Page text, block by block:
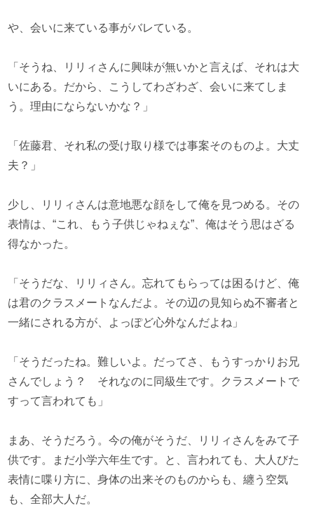
や、会いに来ている事がバレている。
「そうね、リリィさんに興味が無いかと言えば、それは大
いにある。だから、こうしてわざわざ、会いに来てしま
う。理由にならないかな？」
「佐藤君、それ私の受け取り様では事案そのものよ。大丈
夫？」
少し、リリィさんは意地悪な顔をして俺を見つめる。その
表情は、“これ、もう子供じゃねぇな”、俺はそう思はざる
得なかった。
「そうだな、リリィさん。忘れてもらっては困るけど、俺
は君のクラスメートなんだよ。その辺の見知らぬ不審者と
一緒にされる方が、よっぽど心外なんだよね」
「そうだったね。難しいよ。だってさ、もうすっかりお兄
さんでしょう？ それなのに同級生です。クラスメートで
すって言われても」
まあ、そうだろう。今の俺がそうだ、リリィさんをみて子
供です。まだ小学六年生です。と、言われても、大人びた
表情に喋り方に、身体の出来そのものからも、纏う空気
も、全部大人だ。